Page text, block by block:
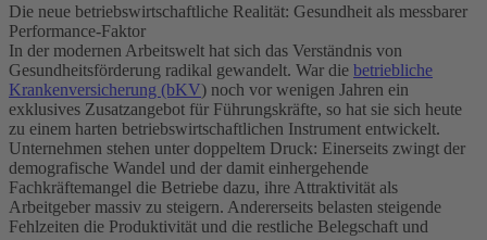
Die neue betriebswirtschaftliche Realität: Gesundheit als messbarer
Performance-Faktor
In der modernen Arbeitswelt hat sich das Verständnis von
Gesundheitsförderung radikal gewandelt. War die betriebliche
Krankenversicherung (bKV) noch vor wenigen Jahren ein
exklusives Zusatzangebot für Führungskräfte, so hat sie sich heute
zu einem harten betriebswirtschaftlichen Instrument entwickelt.
Unternehmen stehen unter doppeltem Druck: Einerseits zwingt der
demografische Wandel und der damit einhergehende
Fachkräftemangel die Betriebe dazu, ihre Attraktivität als
Arbeitgeber massiv zu steigern. Andererseits belasten steigende
Fehlzeiten die Produktivität und die restliche Belegschaft und